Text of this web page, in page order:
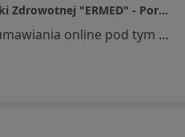
Niepubliczny Zakład Opieki Zdrowotnej "ERMED" - Poradnia Lekarza POZ
Specjalista nie oferuje umawiania online pod tym adresem.